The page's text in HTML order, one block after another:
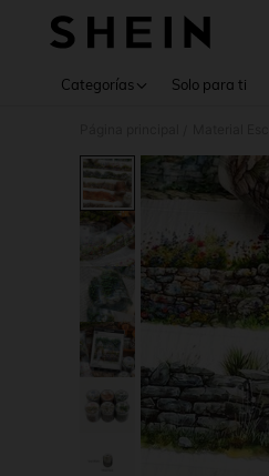
Categorías Solo para ti